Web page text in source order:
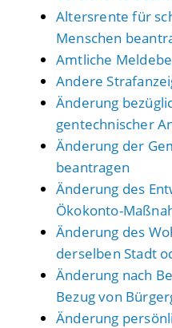
Altersrente für
Menschen
Amtliche
Andere
Änderung
gentechnischer
Änderung der
beantragen
Änderung des
Ökokonto-
Änderung des
derselben Stadt
Änderung nach
Bezug von
Änderung